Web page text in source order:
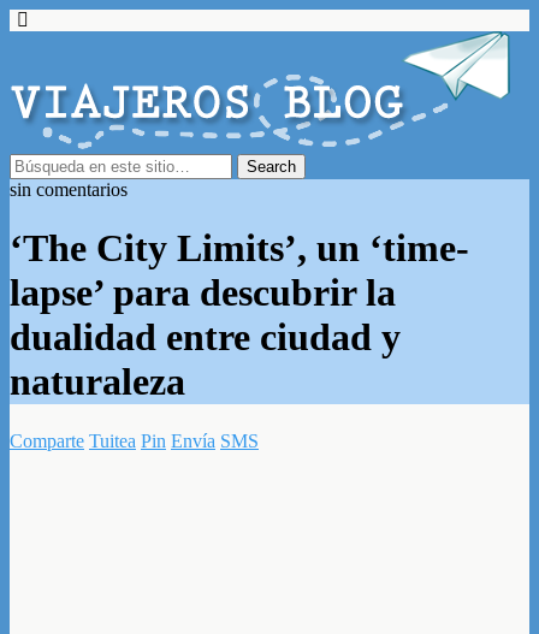
sin comentarios
‘The City Limits’, un ‘time-
lapse’ para descubrir la
dualidad entre ciudad y
naturaleza
Comparte Tuitea Pin Envía SMS